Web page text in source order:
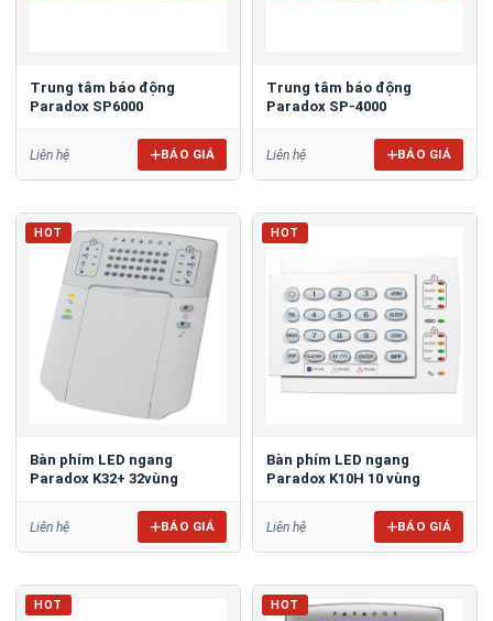
Trung tâm báo động
Paradox SP6000
Liên hệ BÁO GIÁ
Trung tâm báo động
Paradox SP-4000
Liên hệ BÁO GIÁ
HOT
Bàn phím LED ngang
Paradox K32+ 32vùng
Liên hệ BÁO GIÁ
HOT
Bàn phím LED ngang
Paradox K10H 10 vùng
Liên hệ BÁO GIÁ
HOT HOT